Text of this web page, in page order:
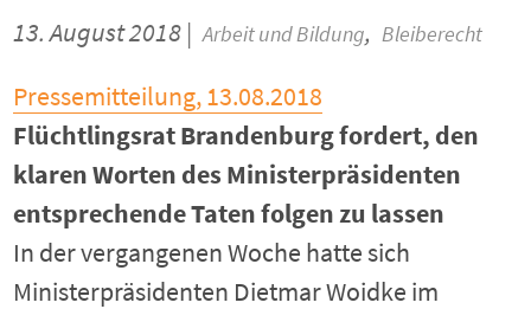
13. August 2018 | Arbeit und Bildung, Bleiberecht
Pressemitteilung, 13.08.2018
Flüchtlingsrat Brandenburg fordert, den
klaren Worten des Ministerpräsidenten
entsprechende Taten folgen zu lassen
In der vergangenen Woche hatte sich
Ministerpräsidenten Dietmar Woidke im